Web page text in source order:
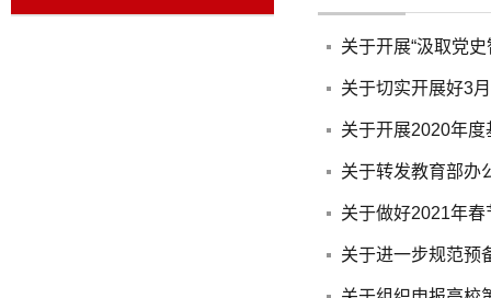
关于开展“汲取党
关于切实开展好3
关于开展2020年
关于转发教育部办
关于做好2021年
关于进一步规范预